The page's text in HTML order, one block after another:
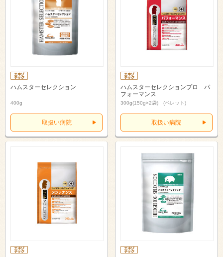
ハムスターセレクション
400g
取扱い病院
ハムスターセレクションプロ パ
フォーマンス
300g(150g×2袋) (ペレット)
取扱い病院